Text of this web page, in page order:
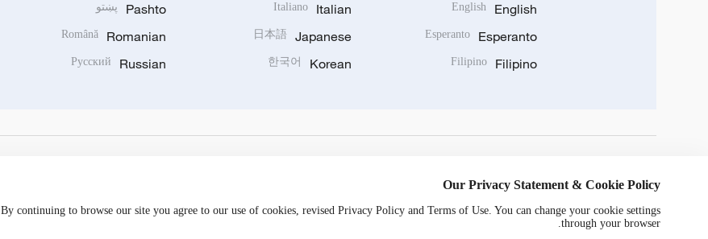
English
English
Esperanto
Esperanto
Filipino
Filipino
Italian
Italiano
Japanese
日本語
Korean
한국어
Pashto پښتو
Romanian
Română
Russian
Русский
Our Privacy Statement & Cookie Policy
By continuing to browse our site you agree to our use of cookies, revised Privacy Policy and Terms of Use. You can change your cookie settings
through your browser.